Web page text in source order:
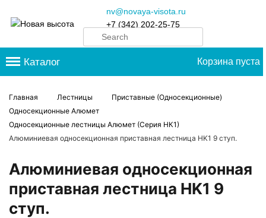
nv@novaya-visota.ru
+7 (342) 202-25-75
Корзина пуста
Каталог
Главная Лестницы
Приставные (Односекционные)
Односекционные Алюмет
Односекционные лестницы Алюмет (Серия НК1)
Алюминиевая односекционная приставная лестница HK1 9 ступ.
Алюминиевая односекционная
приставная лестница HK1 9
ступ.